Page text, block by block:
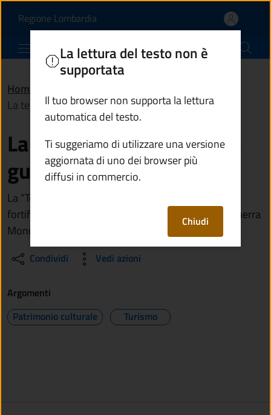
La terza linea della
Regione Lombardia(apre in un'altra scheda).
Comune di Sonico
Home
La terza linea della Prima guerra mondiale
La terza linea della Prima
guerra mondiale
La “Terza Linea” costituiva l’ultimo sbarramento
fortificato della Valle Camonica durante la Prima Guerra
Mondiale
Condividi Vedi azioni
La lettura del testo non è
supportata
Il tuo browser non supporta la lettura
automatica del testo.
Ti suggeriamo di utilizzare una versione
aggiornata di uno dei browser più
diffusi in commercio.
Chiudi
Argomenti
Patrimonio culturale
Turismo